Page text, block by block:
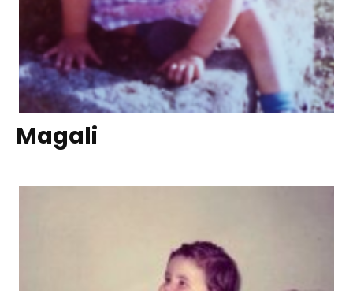
Magali